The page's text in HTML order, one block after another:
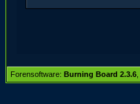
Forensoftware: Burning Board 2.3.6